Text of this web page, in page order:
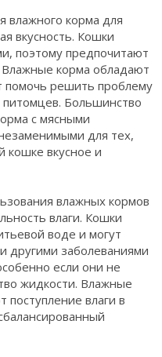
влажного корма для
вкусность. Кошки
поэтому предпочитают
Влажные корма обладают
помочь решить проблему
Большинство
с мясными
для тех,
кошке вкусное и
влажных кормов
влаги. Кошки
воде и могут
другими заболеваниями
если они не
жидкости. Влажные
поступление влаги в